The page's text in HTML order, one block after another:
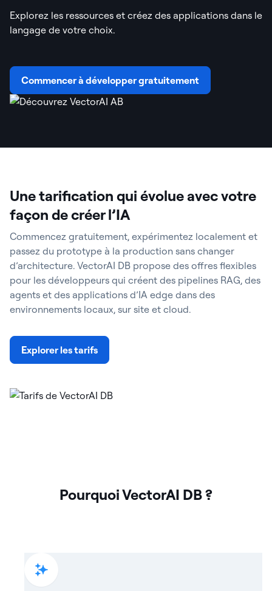
Explorez les ressources et créez des applications dans le
langage de votre choix.
Commencer à développer gratuitement
Une tarification qui évolue avec votre
façon de créer l’IA
Commencez gratuitement, expérimentez localement et
passez du prototype à la production sans changer
d’architecture. VectorAI DB propose des offres flexibles
pour les développeurs qui créent des pipelines RAG, des
agents et des applications d’IA edge dans des
environnements locaux, sur site et cloud.
Explorer les tarifs
Pourquoi VectorAI DB ?